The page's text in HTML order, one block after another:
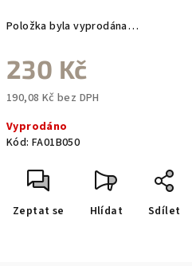
Položka byla vyprodána…
230 Kč
190,08 Kč bez DPH
cena:
Vyprodáno
Kód: FA01B050
Zeptat se Hlídat Sdílet